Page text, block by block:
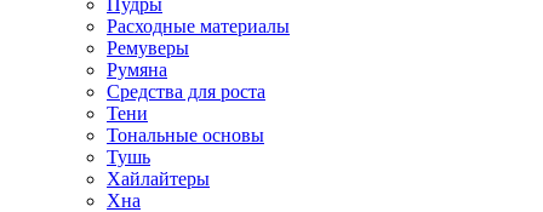
Пудры
Расходные материалы
Ремуверы
Румяна
Средства для роста
Тени
Тональные основы
Тушь
Хайлайтеры
Хна